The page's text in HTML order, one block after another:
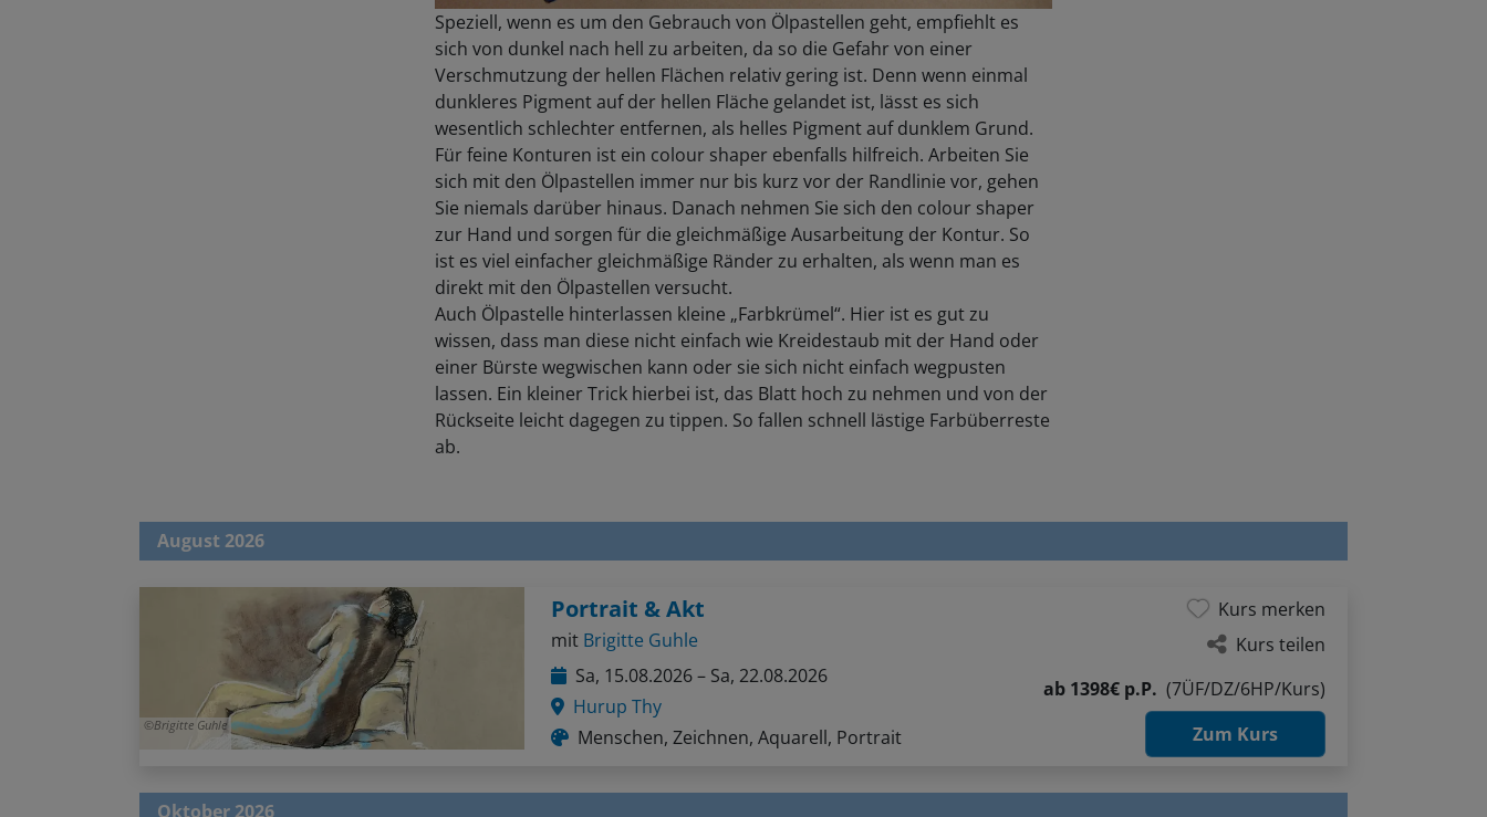
Speziell, wenn es um den Gebrauch von Ölpastellen geht, empfiehlt es
sich von dunkel nach hell zu arbeiten, da so die Gefahr von einer
Verschmutzung der hellen Flächen relativ gering ist. Denn wenn einmal
dunkleres Pigment auf der hellen Fläche gelandet ist, lässt es sich
wesentlich schlechter entfernen, als helles Pigment auf dunklem Grund.
Für feine Konturen ist ein colour shaper ebenfalls hilfreich. Arbeiten Sie
sich mit den Ölpastellen immer nur bis kurz vor der Randlinie vor, gehen
Sie niemals darüber hinaus. Danach nehmen Sie sich den colour shaper
zur Hand und sorgen für die gleichmäßige Ausarbeitung der Kontur. So
ist es viel einfacher gleichmäßige Ränder zu erhalten, als wenn man es
direkt mit den Ölpastellen versucht.
Auch Ölpastelle hinterlassen kleine „Farbkrümel“. Hier ist es gut zu
wissen, dass man diese nicht einfach wie Kreidestaub mit der Hand oder
einer Bürste wegwischen kann oder sie sich nicht einfach wegpusten
lassen. Ein kleiner Trick hierbei ist, das Blatt hoch zu nehmen und von der
Rückseite leicht dagegen zu tippen. So fallen schnell lästige Farbüberreste
ab.
August 2026
Brigitte Guhle
Portrait & Akt
mit Brigitte Guhle
Sa, 15.08.2026 – Sa, 22.08.2026
Hurup Thy
Menschen, Zeichnen, Aquarell, Portrait
Kurs merken
Kurs teilen
ab 1398€ p.P.
(7ÜF/DZ/6HP/Kurs)
Zum Kurs
Oktober 2026